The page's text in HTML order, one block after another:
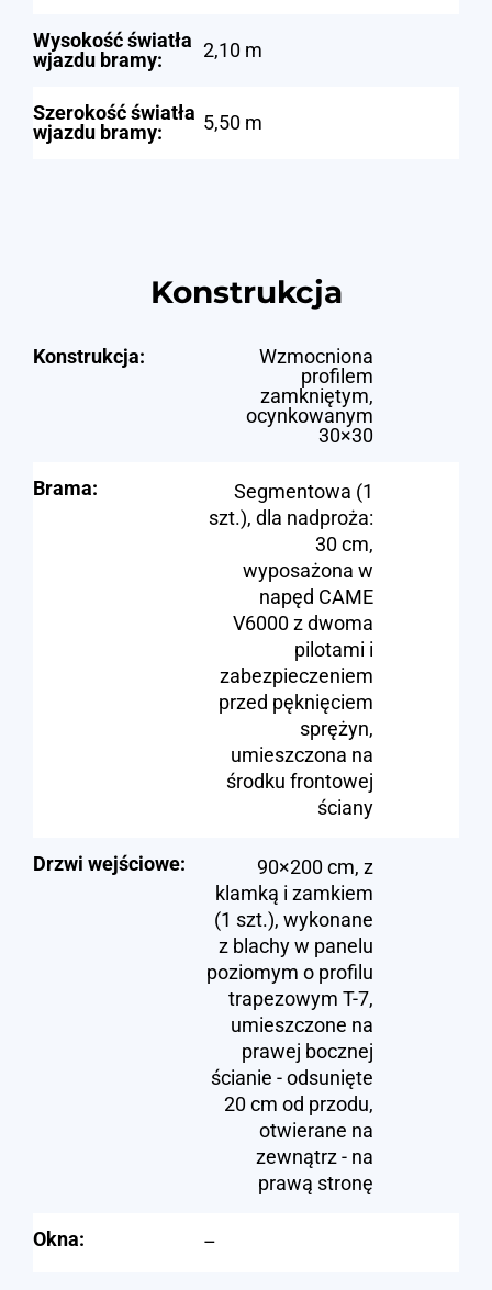
Wysokość światła
wjazdu bramy:
2,10 m
Szerokość światła
wjazdu bramy:
5,50 m
Konstrukcja
Konstrukcja:
Wzmocniona
profilem
zamkniętym,
ocynkowanym
30×30
Brama:
Segmentowa (1
szt.), dla nadproża:
30 cm,
wyposażona w
napęd CAME
V6000 z dwoma
pilotami i
zabezpieczeniem
przed pęknięciem
sprężyn,
umieszczona na
środku frontowej
ściany
Drzwi wejściowe:
90×200 cm, z
klamką i zamkiem
(1 szt.), wykonane
z blachy w panelu
poziomym o profilu
trapezowym T-7,
umieszczone na
prawej bocznej
ścianie - odsunięte
20 cm od przodu,
otwierane na
zewnątrz - na
prawą stronę
Okna: –